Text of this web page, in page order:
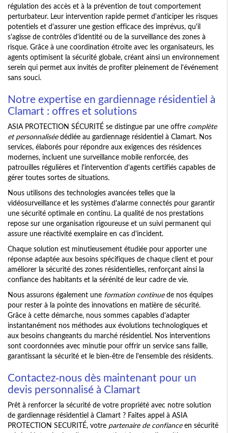
régulation des accès et à la prévention de tout comportement
perturbateur. Leur intervention rapide permet d'anticiper les risques
potentiels et d'assurer une gestion efficace des imprévus, qu'il
s'agisse de contrôles d'identité ou de la surveillance des zones à
risque. Grâce à une coordination étroite avec les organisateurs, les
agents optimisent la sécurité globale, créant ainsi un environnement
serein qui permet aux invités de profiter pleinement de l'événement
sans souci.
Notre expertise en gardiennage résidentiel à
Clamart : offres et solutions
ASIA PROTECTION SÉCURITÉ se distingue par une offre complète
et personnaliséedédiée au gardiennage résidentiel à Clamart. Nos
services, élaborés pour répondre aux exigences des résidences
modernes, incluent une surveillance mobile renforcée, des
patrouilles régulières et l'intervention d'agents certifiés capables de
gérer toutes sortes de situations.
Nous utilisons des technologies avancées telles que la
vidéosurveillance et les systèmes d'alarme connectés pour garantir
une sécurité optimale en continu. La qualité de nos prestations
repose sur une organisation rigoureuse et un suivi permanent qui
assure une réactivité exemplaire en cas d'incident.
Chaque solution est minutieusement étudiée pour apporter une
réponse adaptée aux besoins spécifiques de chaque client et pour
améliorer la sécurité des zones résidentielles, renforçant ainsi la
confiance des habitants et la sérénité de leur cadre de vie.
Nous assurons également une formation continuede nos équipes
pour rester à la pointe des innovations en matière de sécurité.
Grâce à cette démarche, nous sommes capables d'adapter
instantanément nos méthodes aux évolutions technologiques et
aux besoins changeants du marché résidentiel. Nos interventions
sont coordonnées avec minutie pour offrir un service sans faille,
garantissant la sécurité et le bien-être de l'ensemble des résidents.
Contactez-nous dès maintenant pour un
devis personnalisé à Clamart
Prêt à renforcer la sécurité de votre propriété avec notre solution
de gardiennage résidentiel à Clamart ? Faites appel à ASIA
PROTECTION SECURITÉ, votre partenaire de confianceen sécurité